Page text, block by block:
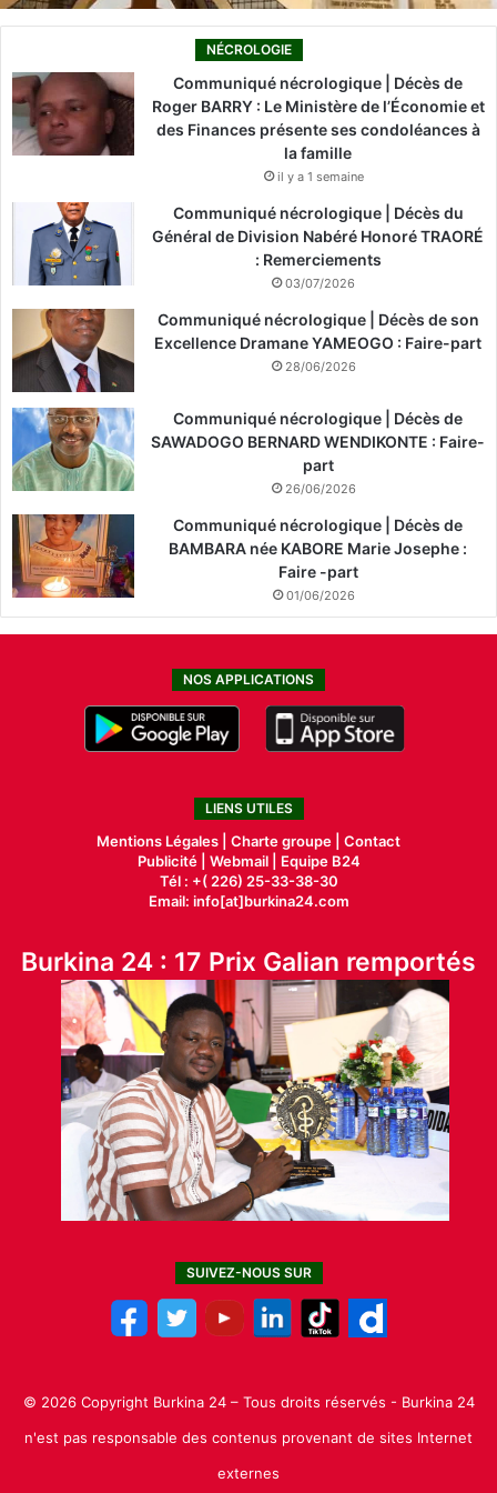
NÉCROLOGIE
Communiqué nécrologique | Décès de
Roger BARRY : Le Ministère de l’Économie et
des Finances présente ses condoléances à
la famille
il y a 1 semaine
Communiqué nécrologique | Décès du
Général de Division Nabéré Honoré TRAORÉ
: Remerciements
03/07/2026
Communiqué nécrologique | Décès de son
Excellence Dramane YAMEOGO : Faire-part
28/06/2026
Communiqué nécrologique | Décès de
SAWADOGO BERNARD WENDIKONTE : Faire-
part
26/06/2026
Communiqué nécrologique | Décès de
BAMBARA née KABORE Marie Josephe :
Faire -part
01/06/2026
NOS APPLICATIONS
LIENS UTILES
Mentions Légales | Charte groupe | Contact
Publicité| Webmail |
Equipe B24
Tél : +( 226) 25-33-38-30
Email: info[at]burkina24.com
Burkina 24 : 17 Prix Galian remportés
SUIVEZ-NOUS SUR
© 2026 Copyright Burkina 24 – Tous droits réservés - Burkina 24
n'est pas responsable des contenus provenant de sites Internet
externes